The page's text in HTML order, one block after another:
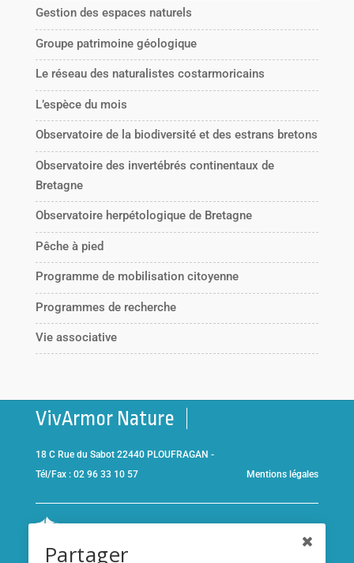
Gestion des espaces naturels
Groupe patrimoine géologique
Le réseau des naturalistes costarmoricains
L’espèce du mois
Observatoire de la biodiversité et des estrans bretons
Observatoire des invertébrés continentaux de
Bretagne
Observatoire herpétologique de Bretagne
Pêche à pied
Programme de mobilisation citoyenne
Programmes de recherche
Vie associative
VivArmor Nature
18 C Rue du Sabot 22440 PLOUFRAGAN -
Tél/Fax : 02 96 33 10 57
Mentions légales
Brieucet adhérent de l’association
Partager